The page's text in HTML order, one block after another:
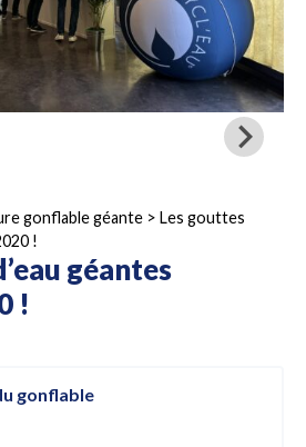
gonflable géante > Les gouttes
!
géantes
!
gonflable